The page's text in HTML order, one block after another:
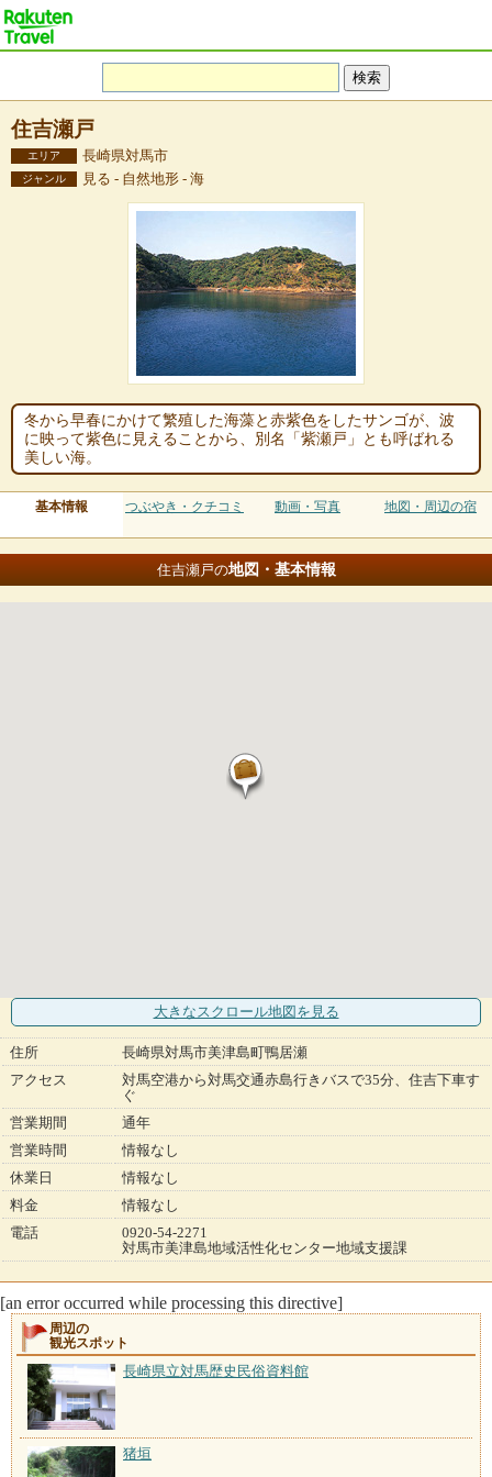
住吉瀬戸
エリア 長崎県対馬市
ジャンル 見る - 自然地形 - 海
冬から早春にかけて繁殖した海藻と赤紫色をしたサンゴが、波
に映って紫色に見えることから、別名「紫瀬戸」とも呼ばれる
美しい海。
基本情報 つぶやき・クチコミ 動画・写真 地図・周辺の宿
住吉瀬戸の地図・基本情報
大きなスクロール地図 を見る
住所
長崎県対馬市美津島町鴨居瀬
アクセス
対馬空港から対馬交通赤島行きバスで35分、住吉下車す
ぐ
営業期間
通年
営業時間
情報なし
休業日
情報なし
料金
情報なし
電話
0920-54-2271
対馬市美津島地域活性化センター地域支援課
[an error occurred while processing this directive]
周辺の
観光スポット
長崎県立対馬歴史民俗資料館
猪垣